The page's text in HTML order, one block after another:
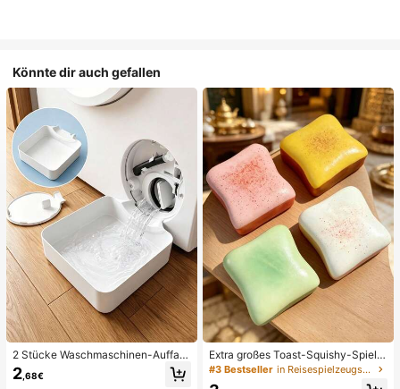
Könnte dir auch gefallen
2 Stücke Waschmaschinen-Auffan
gwanne Tropfschale, wasserdichte
Bodenschutzmatte für Waschraum,
2 ,68€
Extra großes Toast-Squishy-Spielz
eug, superweiches Buttertoast-Stre
ssabbau-Drückspielzeug, erhältlich
#3 Bestseller in Reisespielzeugset Quetschspielzeug für Teenager